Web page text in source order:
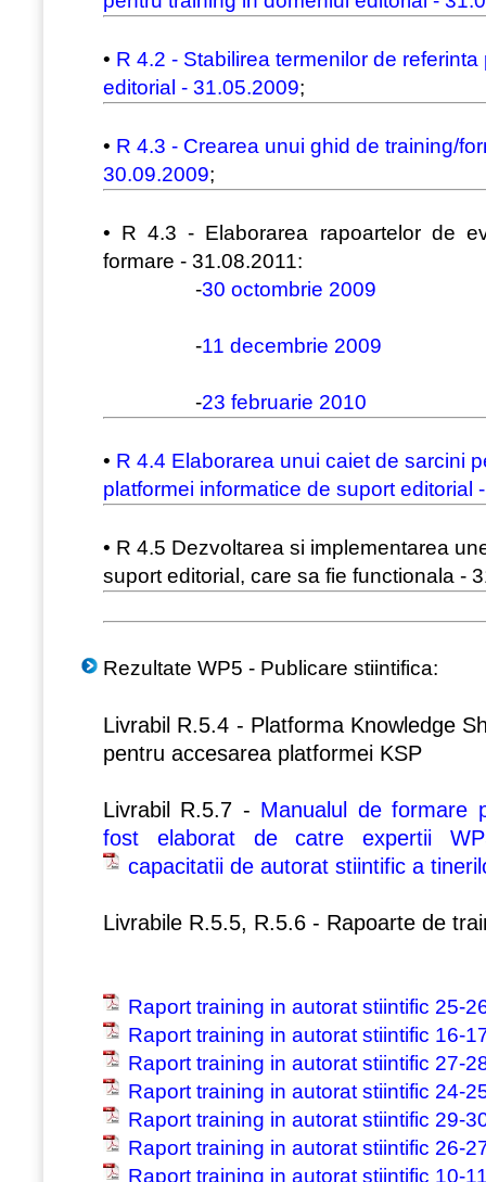
• R 4.2 - Stabilirea termenilor de
editorial - 31.05.2009;
• R 4.3 - Crearea unui ghid de training/
30.09.2009;
• R 4.3 - Elaborarea rapoartelor de
formare - 31.08.2011:
-30 octombrie 2009
-11 decembrie 2009
-23 februarie 2010
• R 4.4 Elaborarea unui caiet de sarcini
platformei informatice de suport editorial
• R 4.5 Dezvoltarea si implementarea
suport editorial, care sa fie functionala -
Rezultate WP5 - Publicare stiintifica:
Livrabil R.5.4 - Platforma Knowledge
pentru accesarea platformei KSP
Livrabil R.5.7 - Manualul de formare
fost elaborat de catre expertii
capacitatii de autorat stiintific a
Livrabile R.5.5, R.5.6 - Rapoarte de
Raport training in autorat stiintific 25-
Raport training in autorat stiintific 16-
Raport training in autorat stiintific 27-
Raport training in autorat stiintific 24-
Raport training in autorat stiintific 29-
Raport training in autorat stiintific 26-
Raport training in autorat stiintific 10-